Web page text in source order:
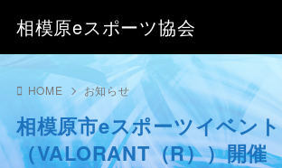
相模原eスポーツ協会
HOME お知らせ
相模原市eスポーツイベント
（VALORANT（R））開催